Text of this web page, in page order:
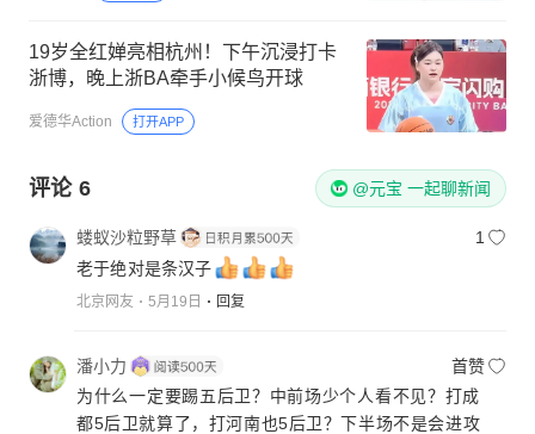
19岁全红婵亮相杭州！下午沉浸打卡
浙博，晚上浙BA牵手小候鸟开球
爱德华Action 打开APP
评论 6 @元宝 一起聊新闻
蝼蚁沙粒野草
1
老于绝对是条汉子
北京网友 5月19日 回复
潘小力
首赞
为什么一定要踢五后卫？中前场少个人看不见？打成
都5后卫就算了，打河南也5后卫？下半场不是会进攻